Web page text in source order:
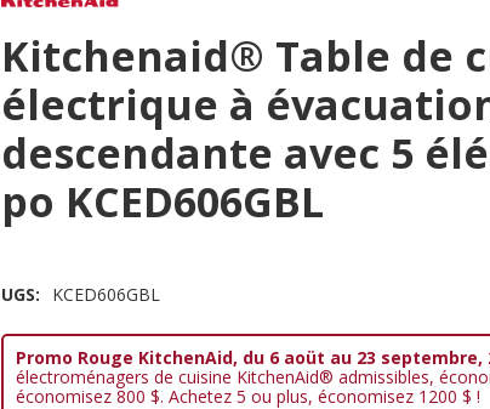
Kitchenaid® Table de
électrique à
descendante avec 5
po KCED606GBL
UGS: KCED606GBL
Promo Rouge KitchenAid, du 6 aoüt au 23 septembre,
électroménagers de cuisine KitchenAid® admissibles,
économisez 800 $. Achetez 5 ou plus, économisez 1200 $ !